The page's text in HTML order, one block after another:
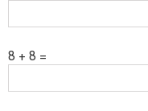
8 + 8 =